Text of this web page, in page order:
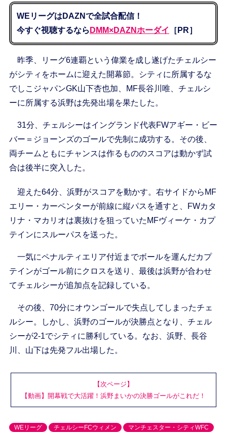
WEリーグはDAZNで全試合配信！
今すぐ視聴するなら DMM×DAZNホーダイ ［PR］
昨季、リーグ6連覇という偉業を成し遂げたチェルシー
がシティをホームに迎えた開幕節。シティに所属するな
でしこジャパンGK山下杏也加、MF長谷川唯、チェルシ
ーに所属する浜野は先発出場を果たした。
31分、チェルシーはイングランド代表FWアギー・ビー
バー＝ジョーンズのゴールで先制に成功する。その後、
両チームともにチャンスは作るもののスコアは動かず試
合は後半に突入した。
迎えた64分、浜野がスコアを動かす。右サイドからMF
エリー・カーペンターが前線に縦パスを通すと、FWカタ
リナ・マカリオは裏抜けを狙っていたMFヴィーケ・カプ
テインにスルーパスを送った。
一気にペナルティエリア付近までボールを運んだカプ
テインがゴール前にクロスを送り、最後は浜野が合わせ
てチェルシーが追加点を記録している。
その後、70分にオウンゴールで失点してしまったチェ
ルシー。しかし、浜野のゴールが決勝点となり、チェル
シーが2-1でシティに勝利している。なお、浜野、長谷
川、山下は先発フル出場した。
【次ページ】
【動画】開幕戦で大活躍！浜野まいかの決勝ゴールがこれだ！
WEリーグ チェルシーFCウィメン
マンチェスター・シティWFC